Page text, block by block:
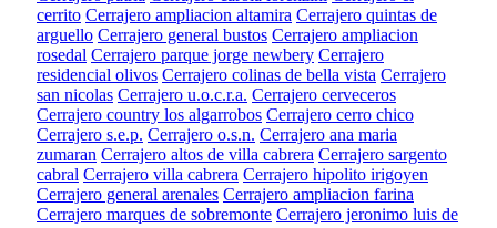
cerrito Cerrajero ampliacion altamira Cerrajero quintas de
arguello Cerrajero general bustos Cerrajero ampliacion
rosedal Cerrajero parque jorge newbery Cerrajero
residencial olivos Cerrajero colinas de bella vista Cerrajero
san nicolas Cerrajero u.o.c.r.a. Cerrajero cerveceros
Cerrajero country los algarrobos Cerrajero cerro chico
Cerrajero s.e.p. Cerrajero o.s.n. Cerrajero ana maria
zumaran Cerrajero altos de villa cabrera Cerrajero sargento
cabral Cerrajero villa cabrera Cerrajero hipolito irigoyen
Cerrajero general arenales Cerrajero ampliacion farina
Cerrajero marques de sobremonte Cerrajero jeronimo luis de